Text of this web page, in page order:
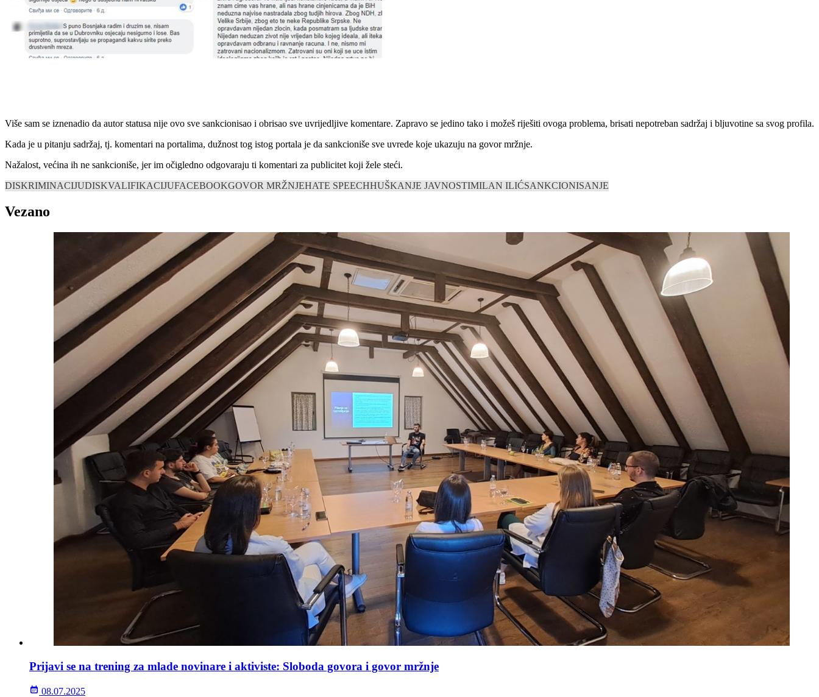
Više sam se iznenadio da autor statusa nije ovo sve sankcionisao i obrisao sve uvrijedljive komentare. Zapravo se jedino tako i možeš riješiti ovoga problema, brisati nepotreban sadržaj i bljuvotine sa svog profila.
Kada je u pitanju sadržaj, tj. komentari na portalima, dužnost tog istog portala je da sankcioniše sve uvrede koje ukazuju na govor mržnje.
Nažalost, većina ih ne sankcioniše, jer im očigledno odgovaraju ti komentari za publicitet koji žele steći.
DISKRIMINACIJUDISKVALIFIKACIJUFACEBOOKGOVOR MRŽNJEHATE SPEECHHUŠKANJE JAVNOSTIMILAN ILIĆSANKCIONISANJE
Vezano
Prijavi se na trening za mlade novinare i aktiviste: Sloboda govora i govor mržnje
08.07.2025